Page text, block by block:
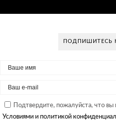
ПОДПИШИТЕСЬ
Подтвердите, пожалуйста, что
Условиями и политикой